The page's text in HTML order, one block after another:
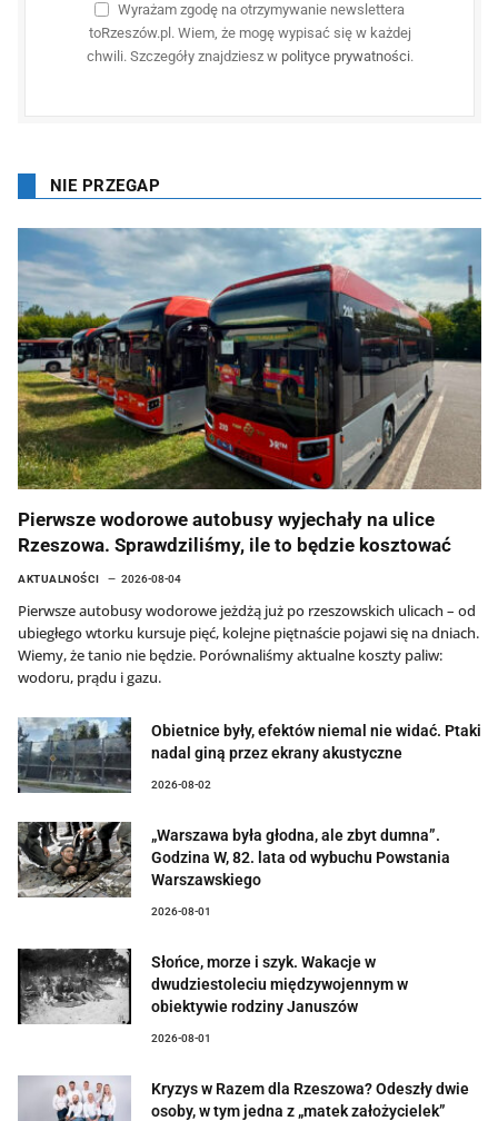
Wyrażam zgodę na otrzymywanie newslettera
toRzeszów.pl. Wiem, że mogę wypisać się w każdej
chwili. Szczegóły znajdziesz w polityce prywatności.
NIE PRZEGAP
Pierwsze wodorowe autobusy wyjechały na ulice
Rzeszowa. Sprawdziliśmy, ile to będzie kosztować
AKTUALNOŚCI 2026-08-04
Pierwsze autobusy wodorowe jeżdżą już po rzeszowskich ulicach – od
ubiegłego wtorku kursuje pięć, kolejne piętnaście pojawi się na dniach.
Wiemy, że tanio nie będzie. Porównaliśmy aktualne koszty paliw:
wodoru, prądu i gazu.
Obietnice były, efektów niemal nie widać. Ptaki
nadal giną przez ekrany akustyczne
2026-08-02
„Warszawa była głodna, ale zbyt dumna”.
Godzina W, 82. lata od wybuchu Powstania
Warszawskiego
2026-08-01
Słońce, morze i szyk. Wakacje w
dwudziestoleciu międzywojennym w
obiektywie rodziny Januszów
2026-08-01
Kryzys w Razem dla Rzeszowa? Odeszły dwie
osoby, w tym jedna z „matek założycielek”